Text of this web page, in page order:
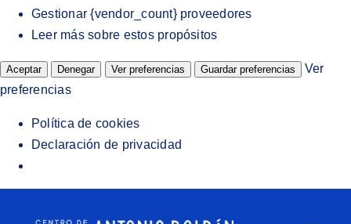
Gestionar {vendor_count} proveedores
Leer más sobre estos propósitos
Aceptar Denegar Ver preferencias Guardar preferencias
Ver
preferencias
Política de cookies
Declaración de privacidad